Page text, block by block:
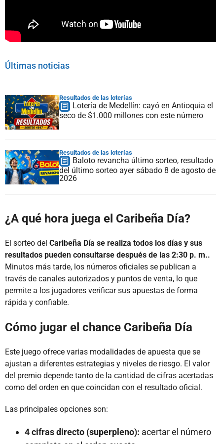
Últimas noticias
Resultados de las loterías
Lotería de Medellín: cayó en Antioquia el
seco de $1.000 millones con este número
Resultados de las loterías
Baloto revancha último sorteo, resultado
del último sorteo ayer sábado 8 de agosto de
2026
¿A qué hora juega el Caribeña Día?
El sorteo del Caribeña Día se realiza todos los días y sus
resultados pueden consultarse después de las 2:30 p. m..
Minutos más tarde, los números oficiales se publican a
través de canales autorizados y puntos de venta, lo que
permite a los jugadores verificar sus apuestas de forma
rápida y confiable.
Cómo jugar el chance Caribeña Día
Este juego ofrece varias modalidades de apuesta que se
ajustan a diferentes estrategias y niveles de riesgo. El valor
del premio depende tanto de la cantidad de cifras acertadas
como del orden en que coincidan con el resultado oficial.
Las principales opciones son:
4 cifras directo (superpleno): acertar el número